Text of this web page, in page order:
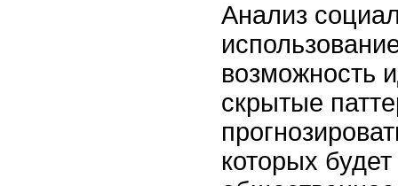
Анализ
возможность
скрытые
которых